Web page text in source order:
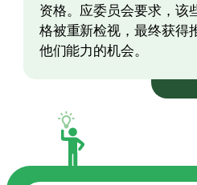
资格。应委员会要求，该
格被重新检视，最终获得
他们能力的机会。